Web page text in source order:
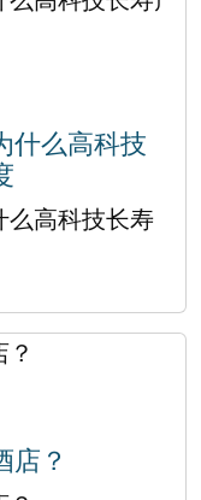
什么高科技
么高科技长寿
店？